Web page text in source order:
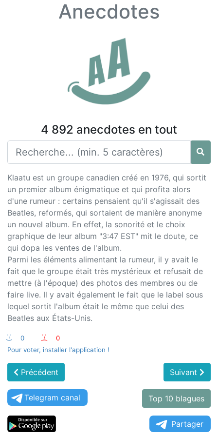
Anecdotes
4 892 anecdotes en tout
Klaatu est un groupe canadien créé en 1976, qui sortit
un premier album énigmatique et qui profita alors
d'une rumeur : certains pensaient qu'il s'agissait des
Beatles, reformés, qui sortaient de manière anonyme
un nouvel album. En effet, la sonorité et le choix
graphique de leur album "3:47 EST" mit le doute, ce
qui dopa les ventes de l'album.
Parmi les éléments alimentant la rumeur, il y avait le
fait que le groupe était très mystérieux et refusait de
mettre (à l'époque) des photos des membres ou de
faire live. Il y avait également le fait que le label sous
lequel sortit l'album était le même que celui des
Beatles aux États-Unis.
:-) 0 :-(
0
Pour voter, installer l'application !
Précédent Suivant
Telegram canal Top 10 blagues
Partager